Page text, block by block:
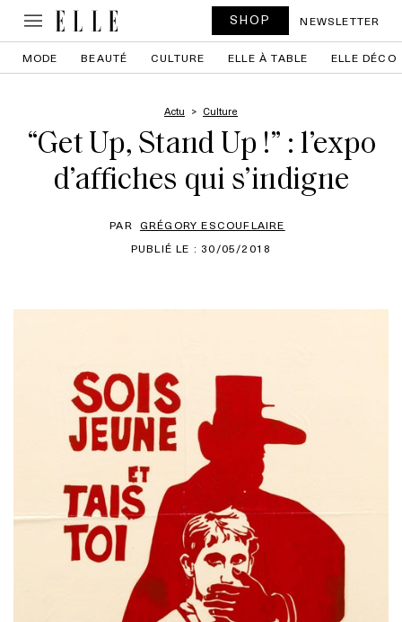
SHOP NEWSLETTER
MODE BEAUTÉ CULTURE ELLE À TABLE ELLE DÉCO
Actu Culture
“Get Up, Stand Up !” : l’expo
d’affiches qui s’indigne
PAR GRÉGORY ESCOUFLAIRE
PUBLIÉ LE : 30/05/2018